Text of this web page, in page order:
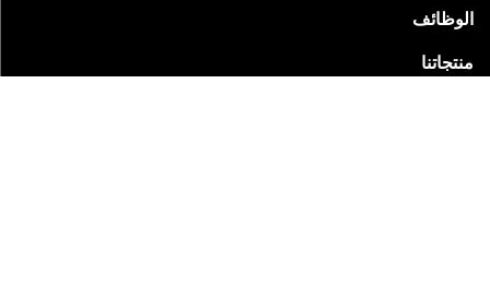
الوظائف
منتجاتنا